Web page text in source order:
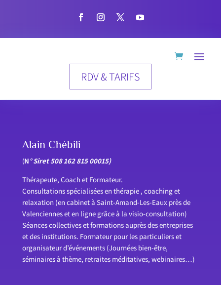
RDV & TARIFS
Alain Chébili
(N° Siret 508 162 815 00015)
Thérapeute, Coach et Formateur.
Consultations spécialisées en thérapie , coaching et
relaxation (en cabinet à Saint-Amand-Les-Eaux près de
Valenciennes et en ligne grâce à la visio-consultation)
Séances collectives et formations auprès des entreprises
et des institutions. Formateur pour les particuliers et
organisateur d’événements (Journées bien-être,
séminaires à thème, retraites méditatives, webinaires…)